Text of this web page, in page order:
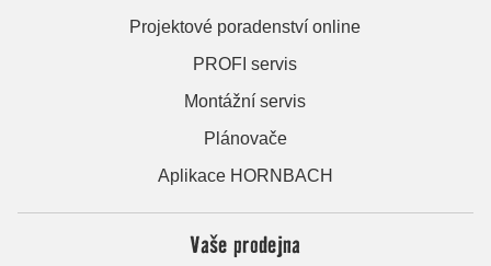
Projektové poradenství online
PROFI servis
Montážní servis
Plánovače
Aplikace HORNBACH
Vaše prodejna